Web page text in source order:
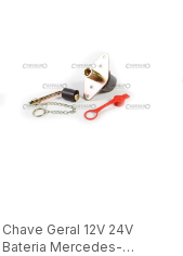
Chave Geral 12V 24V
Bateria Mercedes-